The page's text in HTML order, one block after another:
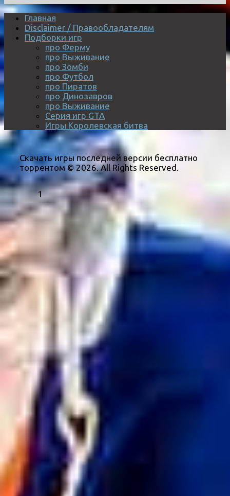
Главная
Disclaimer / Правообладателям
Подборки игр
про Ферму
про Выживание
про Зомби
про Футбол
про Пиратов
про Динозавров
про Выживание
Серия игр GTA
Игры Королевская битва
Скачать игры последней версии бесплатно
торрентом © 2026. All Rights Reserved.
1